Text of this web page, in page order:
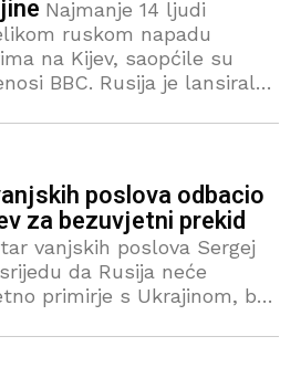
Najmanje 14 ljudi
ruskom napadu
na Kijev, saopćile su
BBC. Rusija je lansirala
poslova odbacio
za bezuvjetni prekid
vanjskih poslova Sergej
da Rusija neće
primirje s Ukrajinom, bez
i britanskog premijera